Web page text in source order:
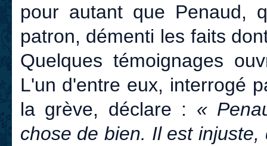
pour autant que Penaud,
patron, démenti les faits
Quelques témoignages
L'un d'entre eux, interrogé
la grève, déclare : «
chose de bien. Il est